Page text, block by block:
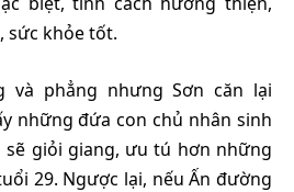
khỏe tốt.
và phẳng nhưng Sơn căn lại
những đứa con chủ nhân sinh
giỏi giang, ưu tú hơn những
29. Ngược lại, nếu Ấn đường